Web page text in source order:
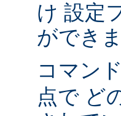
け 設定
ができま
コマン
点で ど